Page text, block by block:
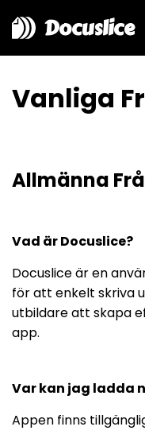
Docuslice
Vanliga
Allmänna
Vad är Docuslice?
Docuslice är en
för att enkelt skriva
utbildare att skapa
app.
Var kan jag ladda
Appen finns